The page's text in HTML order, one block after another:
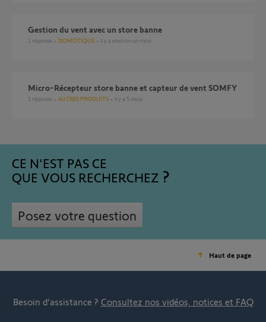
Gestion du vent avec un store banne
1 réponse DOMOTIQUE il y a environ un mois
Micro-Récepteur store banne et capteur de vent SOMFY
1 réponse AUTRES PRODUITS il y a 5 mois
CE N'EST PAS CE
QUE VOUS RECHERCHEZ
Posez votre question
Haut de page
Besoin d’assistance ? Consultez nos vidéos, notices et FAQ